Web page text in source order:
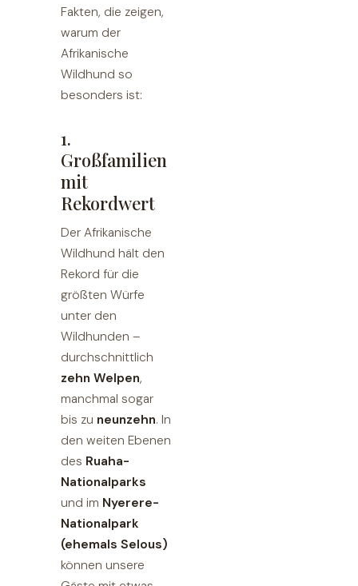
Fakten, die zeigen,
warum der
Afrikanische
Wildhund so
besonders ist:
1.
Großfamilien
mit
Rekordwert
Der Afrikanische
Wildhund hält den
Rekord für die
größten Würfe
unter den
Wildhunden –
durchschnittlich
zehn Welpen,
manchmal sogar
bis zu neunzehn. In
den weiten Ebenen
des Ruaha-
Nationalparks
und im Nyerere-
Nationalpark
(ehemals Selous)
können unsere